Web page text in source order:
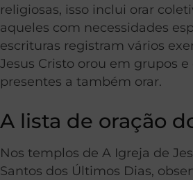
religiosas, isso inclui orar
aqueles com necessidades
escrituras registram vários
Jesus Cristo orou em grupos e
presentes a também orar.
A lista de oração
Nos templos de A Igreja de
Santos dos Últimos Dias,